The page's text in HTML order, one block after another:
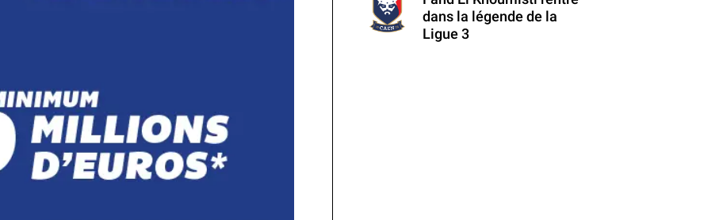
dans la légende de la
Ligue 3